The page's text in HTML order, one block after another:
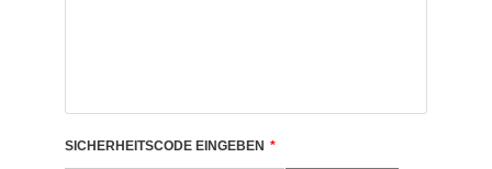
SICHERHEITSCODE EINGEBEN *